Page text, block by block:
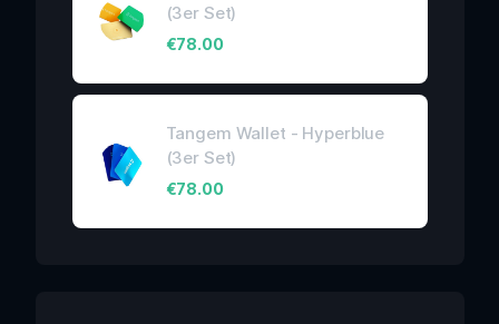
(3er Set)
€78.00
Tangem Wallet - Hyperblue
(3er Set)
€78.00